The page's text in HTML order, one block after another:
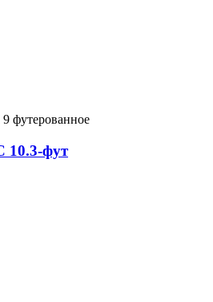
10.3⁠-⁠фут